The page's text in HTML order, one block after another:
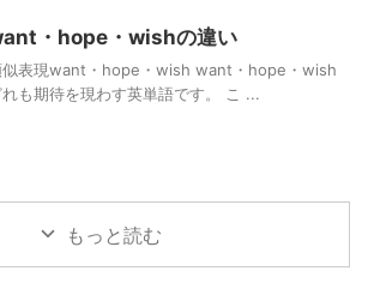
・hope・wishの違い
似表現want・hope・wish want・hope・wish
れも期待を現わす英単語です。 こ ...
もっと読む